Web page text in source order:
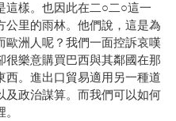
這樣。也因此在二○二○這一
公里的雨林。他們說，這是為
歐洲人呢？我們一面控訴哀嘆
很樂意購買巴西與其鄰國在那
西。進出口貿易適用另一種道
及政治謀算。而我們可以如何